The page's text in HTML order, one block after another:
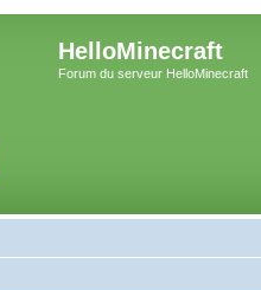
HelloMinecraft
Forum du serveur HelloMinecraft